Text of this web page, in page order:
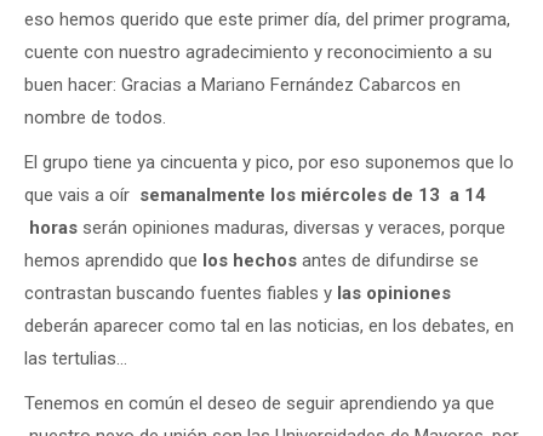
eso hemos querido que este primer día, del primer programa,
cuente con nuestro agradecimiento y reconocimiento a su
buen hacer: Gracias a Mariano Fernández Cabarcos en
nombre de todos.
El grupo tiene ya cincuenta y pico, por eso suponemos que lo
que vais a oír semanalmente los miércoles de 13 a 14
horas serán opiniones maduras, diversas y veraces, porque
hemos aprendido que los hechos antes de difundirse se
contrastan buscando fuentes fiables y las opiniones
deberán aparecer como tal en las noticias, en los debates, en
las tertulias…
Tenemos en común el deseo de seguir aprendiendo ya que